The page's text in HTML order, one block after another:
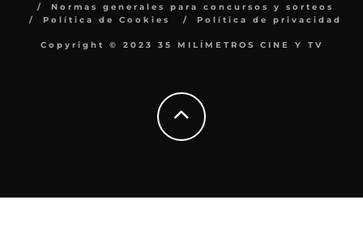
Normas generales para concursos y sorteos
Política de Cookies
Política de privacidad
Copyright © 2023 35 MILÍMETROS CINE Y TV